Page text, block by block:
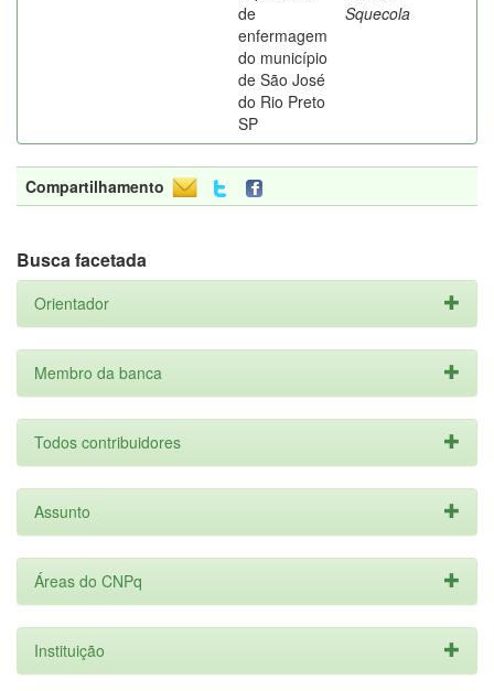
de
enfermagem
do município
de São José
do Rio Preto
SP
Squecola
Compartilhamento
Busca facetada
Orientador
Membro da banca
Todos contribuidores
Assunto
Áreas do CNPq
Instituição